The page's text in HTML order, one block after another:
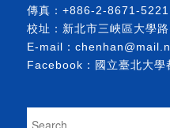
傳真：+886-2-8671-5221
校址：新北市三峽區大學
E-mail：
Facebook： 國立臺北大學